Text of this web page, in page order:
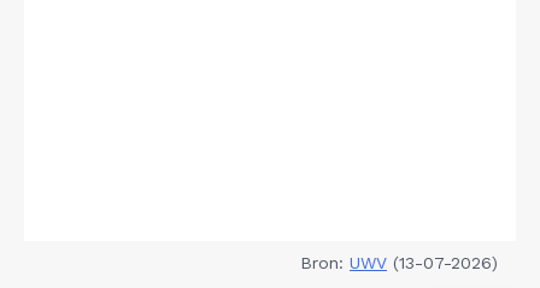
Bron: UWV (13-07-2026)